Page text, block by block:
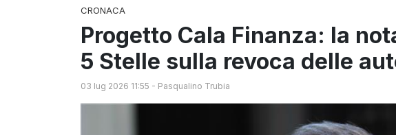
CRONACA
Progetto Cala Finanza: la
5 Stelle sulla revoca delle
03 lug 2026 11:55 - Pasqualino Trubia